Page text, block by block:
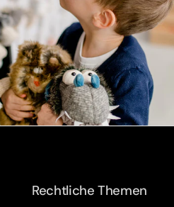
Rechtliche Themen